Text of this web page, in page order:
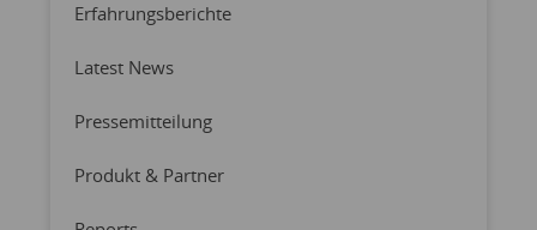
Erfahrungsberichte
Latest News
Pressemitteilung
Produkt & Partner